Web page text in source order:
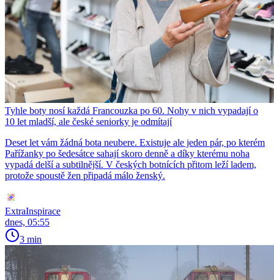
Tyhle boty nosí každá Francouzka po 60. Nohy v nich vypadají o
10 let mladší, ale české seniorky je odmítají
Deset let vám žádná bota neubere. Existuje ale jeden pár, po kterém
Pařížanky po šedesátce sahají skoro denně a díky kterému noha
vypadá delší a subtilnější. V českých botnících přitom leží ladem,
protože spoustě žen připadá málo ženský.
ExtraInspirace
dnes, 05:55
3 min